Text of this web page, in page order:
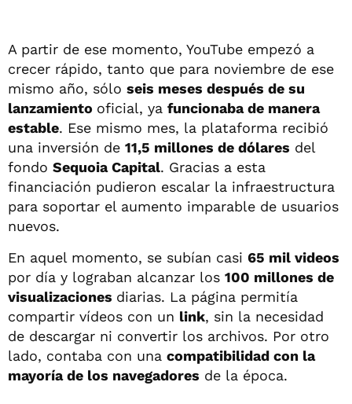
A partir de ese momento, YouTube empezó a
crecer rápido, tanto que para noviembre de ese
mismo año, sólo seis meses después de su
lanzamiento oficial, ya funcionaba de manera
estable. Ese mismo mes, la plataforma recibió
una inversión de 11,5 millones de dólares del
fondo Sequoia Capital. Gracias a esta
financiación pudieron escalar la infraestructura
para soportar el aumento imparable de usuarios
nuevos.
En aquel momento, se subían casi 65 mil videos
por día y lograban alcanzar los 100 millones de
visualizaciones diarias. La página permitía
compartir vídeos con un link, sin la necesidad
de descargar ni convertir los archivos. Por otro
lado, contaba con una compatibilidad con la
mayoría de los navegadores de la época.